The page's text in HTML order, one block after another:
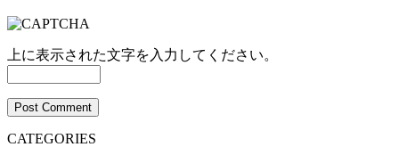
上に表示された文字を入力してください。
CATEGORIES